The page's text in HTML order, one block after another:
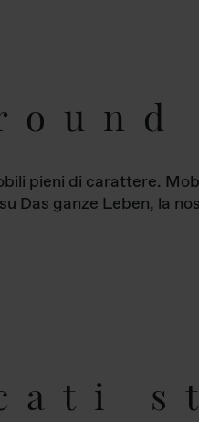
pieni di carattere.
Das ganze Leben, la